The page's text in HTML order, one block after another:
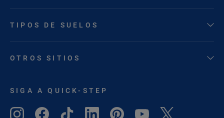
TIPOS DE SUELOS
OTROS SITIOS
SIGA A QUICK-STEP